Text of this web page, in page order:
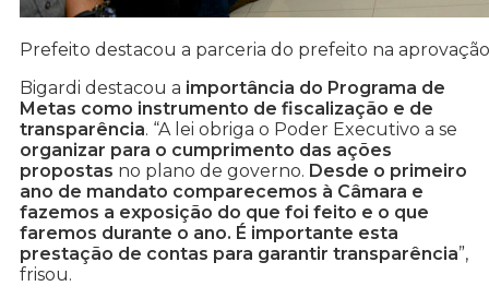
Prefeito destacou a parceria do prefeito na
Bigardi destacou a importância do Programa de
Metas como instrumento de fiscalização e de
transparência. “A lei obriga o Poder Executivo a se
organizar para o cumprimento das ações
propostas no plano de governo. Desde o primeiro
ano de mandato comparecemos à Câmara e
fazemos a exposição do que foi feito e o que
faremos durante o ano. É importante esta
prestação de contas para garantir transparência”,
frisou.